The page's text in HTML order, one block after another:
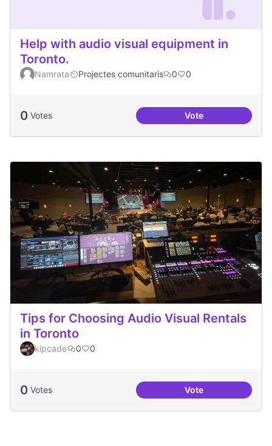
Help with audio visual equipment in
Toronto.
Namrata Projectes comunitaris 0 0
0 Votes VoteHelp with audio
Tips for Choosing Audio Visual Rentals
in Toronto
kipcade 0 0
0 Votes VoteTips for Choosing